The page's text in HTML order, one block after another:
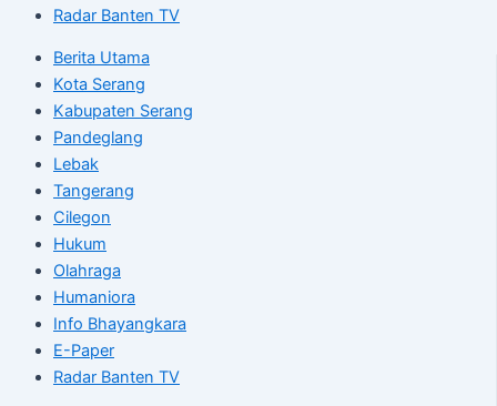
Radar Banten TV
Berita Utama
Kota Serang
Kabupaten Serang
Pandeglang
Lebak
Tangerang
Cilegon
Hukum
Olahraga
Humaniora
Info Bhayangkara
E-Paper
Radar Banten TV